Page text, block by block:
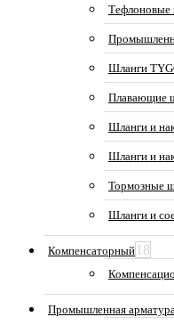
Тефлоновые
Шланги
Плавающие
Шланги и
Шланги и
Тормозные
Шланги и
Компенсаторный 18
Промышленная